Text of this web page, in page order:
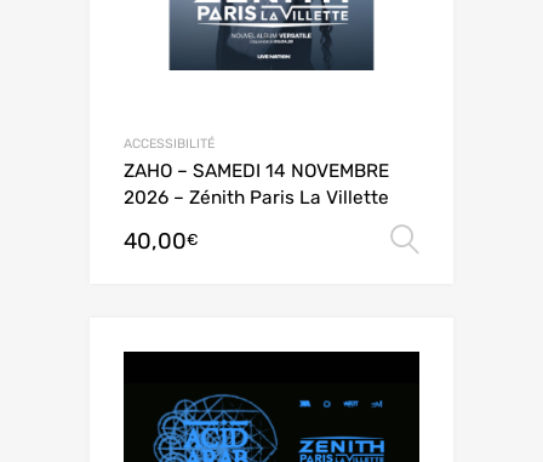
ACCESSIBILITÉ
ZAHO – SAMEDI 14 NOVEMBRE
2026 – Zénith Paris La Villette
40,00€